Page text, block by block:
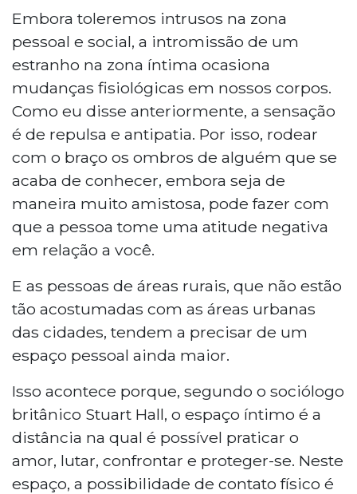
Embora toleremos intrusos na zona
pessoal e social, a intromissão de um
estranho na zona íntima ocasiona
mudanças fisiológicas em nossos corpos.
Como eu disse anteriormente, a sensação
é de repulsa e antipatia. Por isso, rodear
com o braço os ombros de alguém que se
acaba de conhecer, embora seja de
maneira muito amistosa, pode fazer com
que a pessoa tome uma atitude negativa
em relação a você.
E as pessoas de áreas rurais, que não estão
tão acostumadas com as áreas urbanas
das cidades, tendem a precisar de um
espaço pessoal ainda maior.
Isso acontece porque, segundo o sociólogo
britânico Stuart Hall, o espaço íntimo é a
distância na qual é possível praticar o
amor, lutar, confrontar e proteger-se. Neste
espaço, a possibilidade de contato físico é